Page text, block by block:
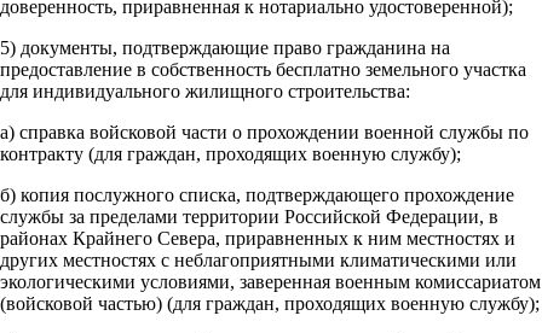
доверенность, приравненная к нотариально удостоверенной);
5) документы, подтверждающие право гражданина на
предоставление в собственность бесплатно земельного участка
для индивидуального жилищного строительства:
а) справка войсковой части о прохождении военной службы по
контракту (для граждан, проходящих военную службу);
б) копия послужного списка, подтверждающего прохождение
службы за пределами территории Российской Федерации, в
районах Крайнего Севера, приравненных к ним местностях и
других местностях с неблагоприятными климатическими или
экологическими условиями, заверенная военным комиссариатом
(войсковой частью) (для граждан, проходящих военную службу);